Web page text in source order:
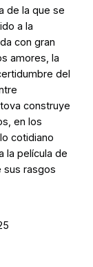
de la que se
a la
con gran
amores, la
del
construye
en los
cotidiano
la película de
sus rasgos